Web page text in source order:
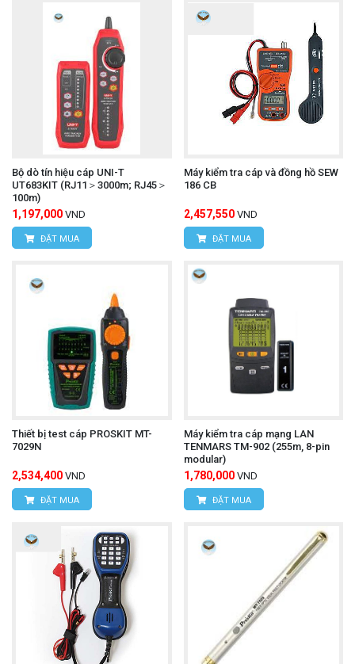
Bộ dò tín hiệu cáp UNI-T
UT683KIT (RJ11＞3000m; RJ45＞
100m)
1,197,000 VND
ĐẶT MUA
Máy kiểm tra cáp và đồng hồ SEW
186 CB
2,457,550 VND
ĐẶT MUA
Thiết bị test cáp PROSKIT MT-
7029N
2,534,400 VND
ĐẶT MUA
Máy kiểm tra cáp mạng LAN
TENMARS TM-902 (255m, 8-pin
modular)
1,780,000 VND
ĐẶT MUA